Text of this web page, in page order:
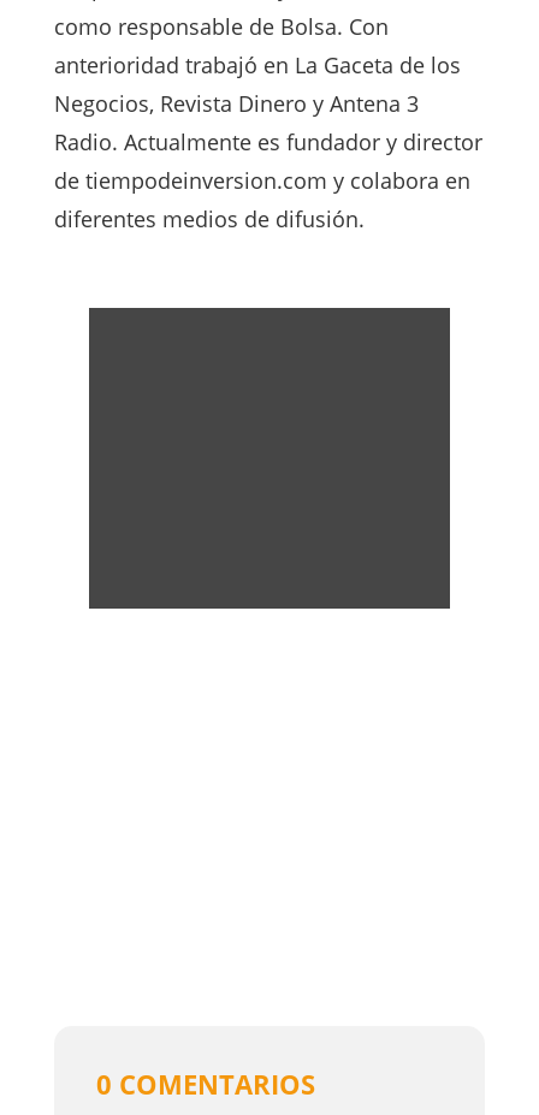
como responsable de Bolsa. Con
anterioridad trabajó en La Gaceta de los
Negocios, Revista Dinero y Antena 3
Radio. Actualmente es fundador y director
de tiempodeinversion.com y colabora en
diferentes medios de difusión.
0 COMENTARIOS